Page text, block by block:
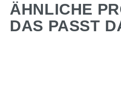
ÄHNLICHE
DAS PASST